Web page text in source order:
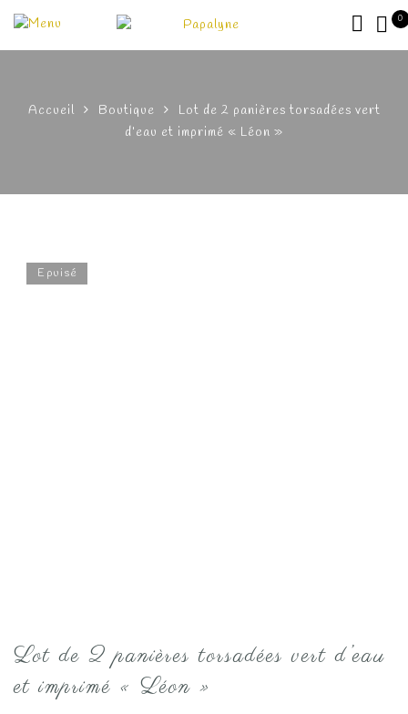
0
Accueil Boutique
Lot de 2 panières torsadées vert
d’eau et imprimé « Léon »
Epuisé
Lot de 2 panières torsadées vert d’eau
et imprimé « Léon »